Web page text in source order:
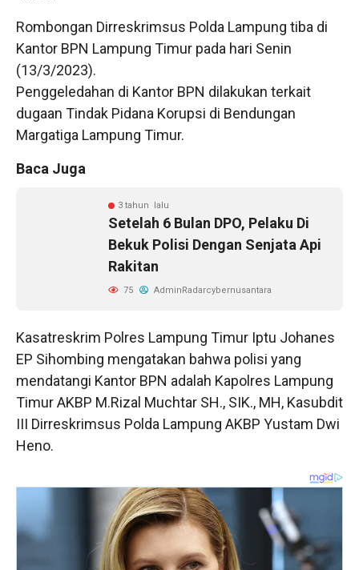
Rombongan Dirreskrimsus Polda Lampung tiba di
Kantor BPN Lampung Timur pada hari Senin
(13/3/2023).
Penggeledahan di Kantor BPN dilakukan terkait
dugaan Tindak Pidana Korupsi di Bendungan
Margatiga Lampung Timur.
Baca Juga
3 tahun lalu
Setelah 6 Bulan DPO, Pelaku Di
Bekuk Polisi Dengan Senjata Api
Rakitan
75 AdminRadarcybernusantara
Kasatreskrim Polres Lampung Timur Iptu Johanes
EP Sihombing mengatakan bahwa polisi yang
mendatangi Kantor BPN adalah Kapolres Lampung
Timur AKBP M.Rizal Muchtar SH., SIK., MH, Kasubdit
III Dirreskrimsus Polda Lampung AKBP Yustam Dwi
Heno.